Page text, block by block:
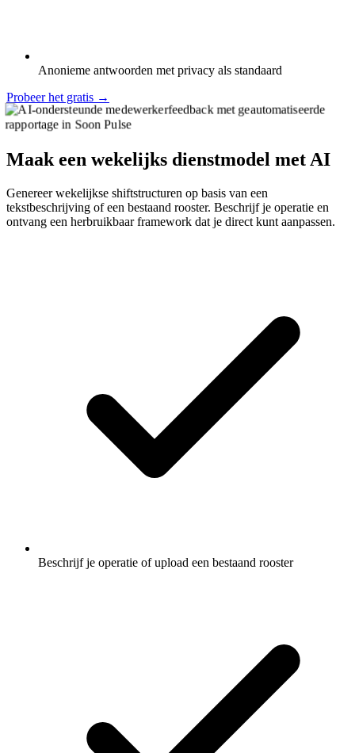
Anonieme antwoorden met privacy als standaard
Probeer het gratis →
Maak een wekelijks dienstmodel met AI
Genereer wekelijkse shiftstructuren op basis van een
tekstbeschrijving of een bestaand rooster. Beschrijf je operatie en
ontvang een herbruikbaar framework dat je direct kunt aanpassen.
Beschrijf je operatie of upload een bestaand rooster